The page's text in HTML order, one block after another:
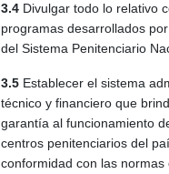
3.4 Divulgar todo lo relativo
programas desarrollados
del Sistema Penitenciario
3.5 Establecer el sistema
técnico y financiero que
garantía al funcionamiento
centros penitenciarios del
conformidad con las normas